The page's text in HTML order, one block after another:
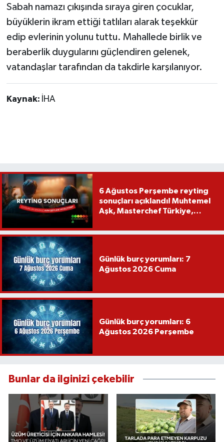
Sabah namazı çıkışında sıraya giren çocuklar,
büyüklerin ikram ettiği tatlıları alarak teşekkür
edip evlerinin yolunu tuttu. Mahallede birlik ve
beraberlik duygularını güçlendiren gelenek,
vatandaşlar tarafından da takdirle karşılanıyor.
Kaynak: İHA
6 Ağustos Perşembe reyting
sonuçları açıklandı! Muhtemel
Aşk, Masterchef Türkiye,
Günlük burç yorumları: 7
Ağustos 2026 Cuma
Günlük burç yorumları: 6
Ağustos 2026 Perşembe
Bunlar da ilginizi çekebilir